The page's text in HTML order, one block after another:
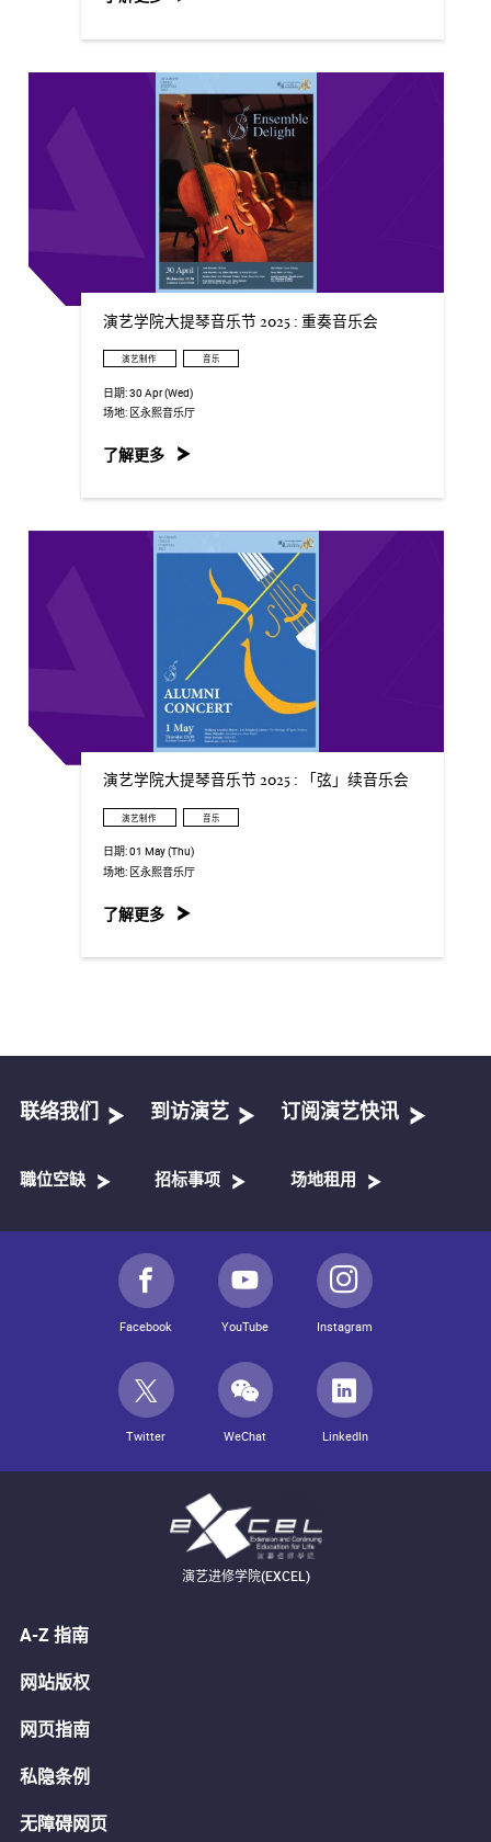
演艺学院大提琴音乐节 2025 : 重奏音乐会
演艺制作 音乐
日期:30 Apr (Wed)
场地: 区永熙音乐厅
了解更多
演艺学院大提琴音乐节 2025 : 「弦」续音乐会
演艺制作 音乐
日期:01 May (Thu)
场地: 区永熙音乐厅
了解更多
联络我们 到访演艺 订阅演艺快讯
職位空缺 招标事项 场地租用
Facebook YouTube Instagram
Twitter WeChat LinkedIn
演艺进修学院(EXCEL)
A-Z 指南
网站版权
网页指南
私隐条例
无障碍网页